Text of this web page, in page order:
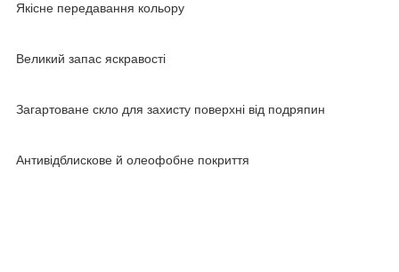
Якісне передавання кольору
Великий запас яскравості
Загартоване скло для захисту поверхні від подряпин
Антивідблискове й олеофобне покриття